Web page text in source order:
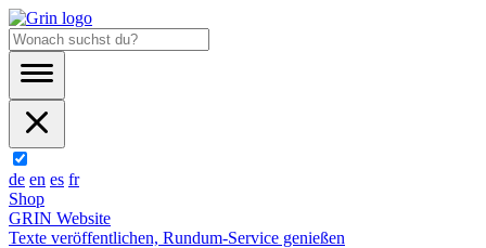
de en es fr
Shop
GRIN Website
Texte veröffentlichen, Rundum-Service genießen